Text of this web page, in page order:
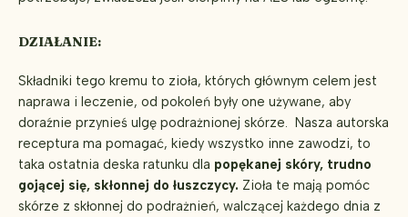
DZIAŁANIE:
Składniki tego kremu to zioła, których głównym celem jest
naprawa i leczenie, od pokoleń były one używane, aby
doraźnie przynieś ulgę podrażnionej skórze. Nasza autorska
receptura ma pomagać, kiedy wszystko inne zawodzi, to
taka ostatnia deska ratunku dla popękanej skóry, trudno
gojącej się, skłonnej do łuszczycy. Zioła te mają pomóc
skórze z skłonnej do podrażnień, walczącej każdego dnia z